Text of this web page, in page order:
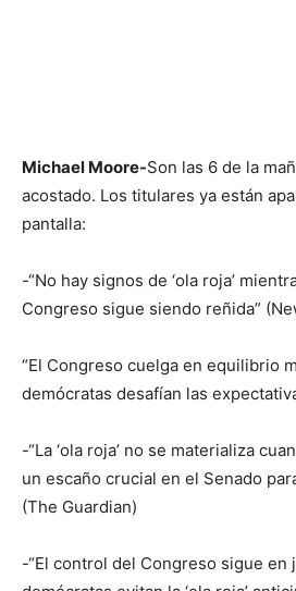
Michael Moore-Son las 6 de la
acostado. Los titulares ya están
pantalla:
-“No hay signos de ‘ola roja’
Congreso sigue siendo reñida”
“El Congreso cuelga en equilibrio
demócratas desafían las
-“La ‘ola roja’ no se materializa
un escaño crucial en el Senado
(The Guardian)
-“El control del Congreso sigue en